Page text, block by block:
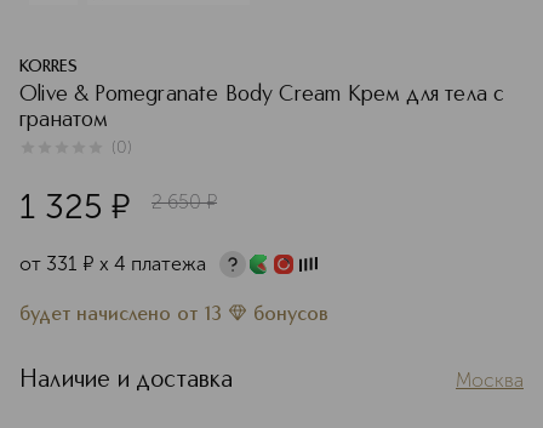
KORRES
Olive & Pomegranate Body Cream Крем для тела с
гранатом
(0)
1 325 ¤ 2 650 ¤
от 331 ¤ х 4 платежа
будет начислено от 13 бонусов
Наличие и доставка Москва